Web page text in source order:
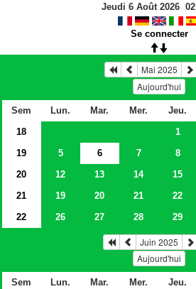
Jeudi 6 Août 2026 02
Se connecter
Mai 2025
Aujourd'hui
Sem Lun. Mar. Mer. Jeu.
18
1
19
5 6 7 8
20
12 13 14 15
21
19 20 21 22
22
26 27 28 29
Juin 2025
Aujourd'hui
Sem Lun. Mar. Mer. Jeu.